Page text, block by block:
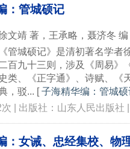
：管城硕记
文靖 著，王承略，聂济冬
《管城硕记》是清初著名学
百九十三则，涉及《周易》
史类、《正字通》、诗赋、
，驳... [子海精华编：管城
| 出版社：山东人民出版社
：女诫、忠经集校、物